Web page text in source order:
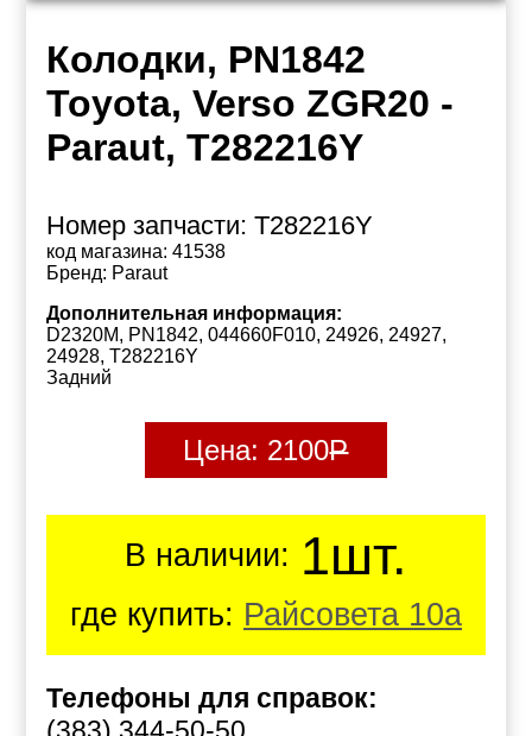
Колодки, PN1842
Toyota, Verso ZGR20 -
Paraut, T282216Y
Номер запчасти: T282216Y
код магазина: 41538
Бренд: Paraut
Дополнительная информация:
D2320M, PN1842, 044660F010, 24926, 24927,
24928, T282216Y
Задний
Цена: 2100Р
В наличии: 1шт.
где купить: Райсовета 10а
Телефоны для справок: